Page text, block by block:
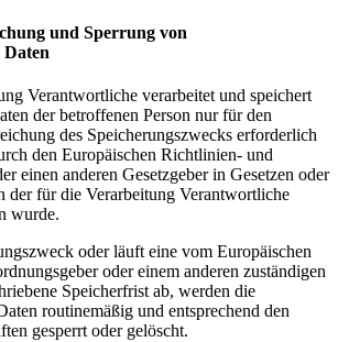
und Sperrung von
Daten
Verantwortliche verarbeitet und speichert
der betroffenen Person nur für den
des Speicherungszwecks erforderlich
den Europäischen Richtlinien- und
einen anderen Gesetzgeber in Gesetzen oder
der für die Verarbeitung Verantwortliche
wurde.
oder läuft eine vom Europäischen
oder einem anderen zuständigen
Speicherfrist ab, werden die
routinemäßig und entsprechend den
gesperrt oder gelöscht.